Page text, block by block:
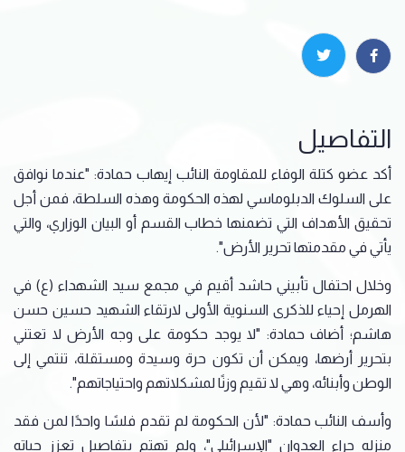
التفاصيل
أكد عضو كتلة الوفاء للمقاومة النائب إيهاب حمادة: "عندما نوافق
على السلوك الدبلوماسي لهذه الحكومة وهذه السلطة، فمن أجل
تحقيق الأهداف التي تضمنها خطاب القسم أو البيان الوزاري، والتي
يأتي في مقدمتها تحرير الأرض".
وخلال احتفال تأبيني حاشد أقيم في مجمع سيد الشهداء (ع) في
الهرمل إحياء للذكرى السنوية الأولى لارتقاء الشهيد حسين حسن
هاشم؛ أضاف حمادة: "لا يوجد حكومة على وجه الأرض لا تعتني
بتحرير أرضها، ويمكن أن تكون حرة وسيدة ومستقلة، تنتمي إلى
الوطن وأبنائه، وهي لا تقيم وزنًا لمشكلاتهم واحتياجاتهم".
وأسف النائب حمادة: "لأن الحكومة لم تقدم فلسًا واحدًا لمن فقد
منزله جراء العدوان "الإسرائيلي"، ولم تهتم بتفاصيل تعزز حياته